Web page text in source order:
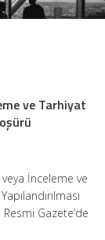
ve Tarhiyat
İnceleme ve
Gazete’de